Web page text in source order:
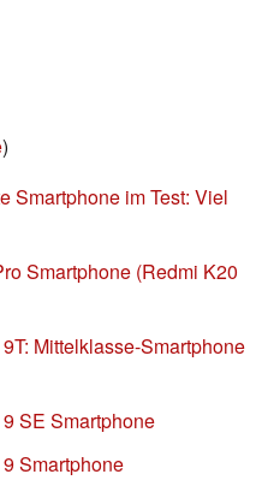
)
Smartphone im Test: Viel
Smartphone (Redmi K20
Mittelklasse-Smartphone
SE Smartphone
Smartphone